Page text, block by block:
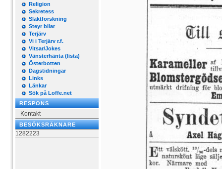
Religion
Sekretess
Släktforskning
Steyr bilar
Terjärv
Vi i Terjärv r.f.
Vitsar/Jokes
Vänsterhänta (lista)
Österbotten
Dagstidningar
Links
Länkar
Sök på Loffe.net
RESPONS
Kontakt
BESÖKSRÄKNARE
1282223